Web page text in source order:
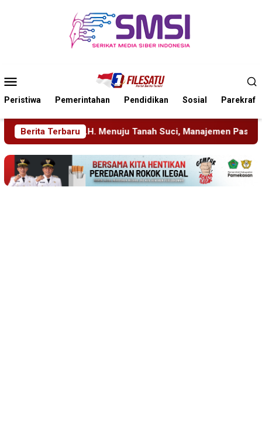
Mobile
Peristiwa Pemerintahan Pendidikan Sosial Parekraf
Berita Terbaru
Tanah Suci, Manajemen Pastikan Pelayanan Berita Tetap